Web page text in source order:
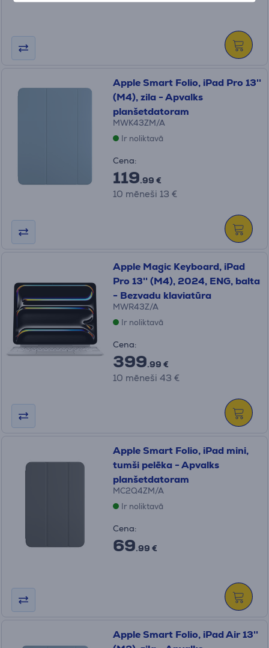
Apple Smart Folio, iPad Pro 13''
(M4), zila - Apvalks
planšetdatoram
MWK43ZM/A
Ir noliktavā
Cena:
119.99 €
10 mēneši 13 €
Apple Magic Keyboard, iPad
Pro 13'' (M4), 2024, ENG, balta
- Bezvadu klaviatūra
MWR43Z/A
Ir noliktavā
Cena:
399.99 €
10 mēneši 43 €
Apple Smart Folio, iPad mini,
tumši pelēka - Apvalks
planšetdatoram
MC2Q4ZM/A
Ir noliktavā
Cena:
69.99 €
Apple Smart Folio, iPad Air 13''